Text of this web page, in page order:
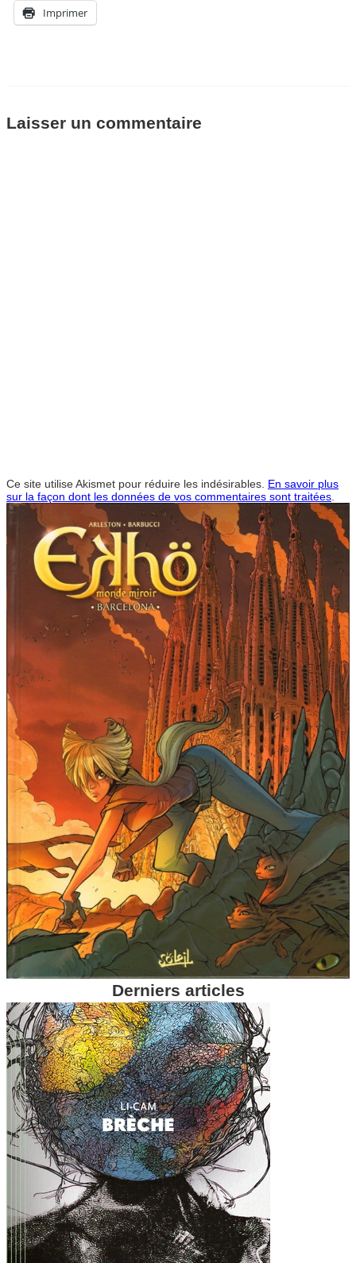
Imprimer
Laisser un commentaire
Ce site utilise Akismet pour réduire les indésirables. En savoir plus
sur la façon dont les données de vos commentaires sont traitées
Derniers articles